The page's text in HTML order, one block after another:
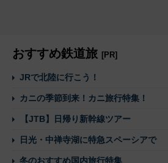
おすすめ鉄道旅 [PR]
JRで北陸に行こう！
カニの季節到来！カニ旅行特集！
【JTB】日帰り新幹線ツアー
日光・中禅寺湖に特急スペーシアで
冬のおすすめ国内旅行特集